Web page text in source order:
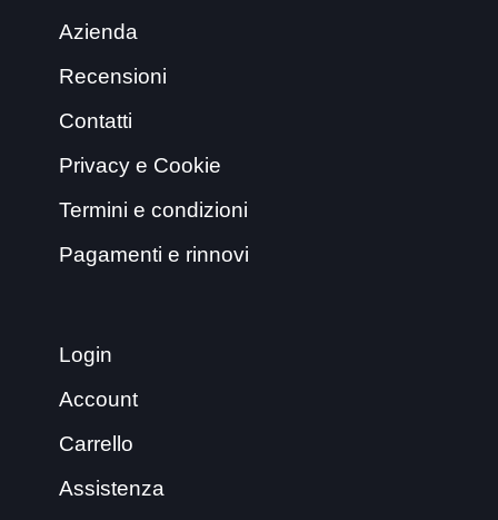
Azienda
Recensioni
Contatti
Privacy e Cookie
Termini e condizioni
Pagamenti e rinnovi
Login
Account
Carrello
Assistenza